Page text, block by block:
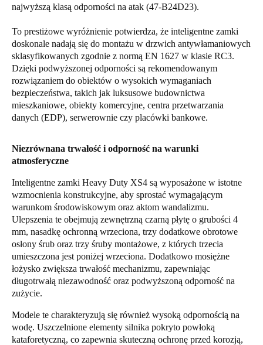
DanskereEnglish
Sweden
SvenskaEnglish
Norway
NorskEnglish
Finland
English
Save new selection as default
najwyższą klasą odporności na atak (47-B24D23).
To prestiżowe wyróżnienie potwierdza, że inteligentne zamki
doskonale nadają się do montażu w drzwich antywłamaniowych
sklasyfikowanych zgodnie z normą EN 1627 w klasie RC3.
Dzięki podwyższonej odporności są rekomendowanym
rozwiązaniem do obiektów o wysokich wymaganiach
bezpieczeństwa, takich jak luksusowe budownictwa
mieszkaniowe, obiekty komercyjne, centra przetwarzania
danych (EDP), serwerownie czy placówki bankowe.
Niezrównana trwałość i odporność na warunki
atmosferyczne
Inteligentne zamki Heavy Duty XS4 są wyposażone w istotne
wzmocnienia konstrukcyjne, aby sprostać wymagającym
warunkom środowiskowym oraz aktom wandalizmu.
Ulepszenia te obejmują zewnętrzną czarną płytę o grubości 4
mm, nasadkę ochronną wrzeciona, trzy dodatkowe obrotowe
osłony śrub oraz trzy śruby montażowe, z których trzecia
umieszczona jest poniżej wrzeciona. Dodatkowo mosiężne
łożysko zwiększa trwałość mechanizmu, zapewniając
długotrwałą niezawodność oraz podwyższoną odporność na
zużycie.
Modele te charakteryzują się również wysoką odpornością na
wodę. Uszczelnione elementy silnika pokryto powłoką
kataforetyczną, co zapewnia skuteczną ochronę przed korozją,